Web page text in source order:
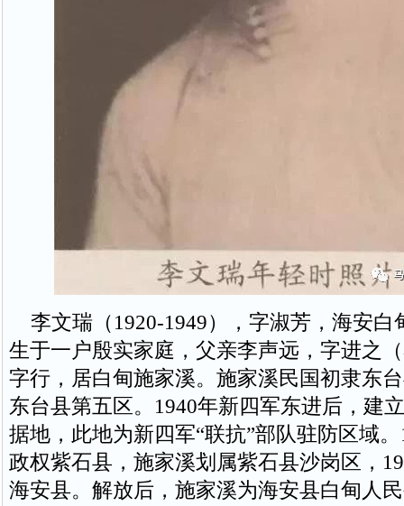
李文瑞（1920-1949），字淑芳，海安白
生于一户殷实家庭，父亲李声远，字进之
字行，居白甸施家溪。施家溪民国初隶东
东台县第五区。1940年新四军东进后，建
据地，此地为新四军“联抗”部队驻防区域
政权紫石县，施家溪划属紫石县沙岗区，
海安县。解放后，施家溪为海安县白甸人